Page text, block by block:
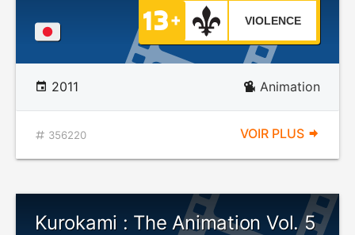
VIOLENCE
2011 Animation
356220 VOIR PLUS
Kurokami : The Animation Vol. 5